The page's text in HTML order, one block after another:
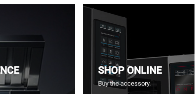
SHOP ONLINE
Buy the accessory.